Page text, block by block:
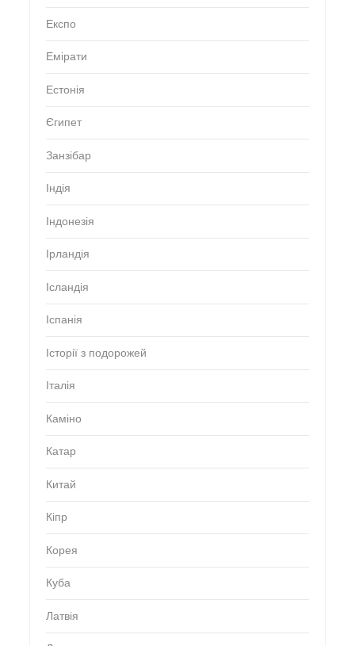
Експо
Емірати
Естонія
Єгипет
Занзібар
Індія
Індонезія
Ірландія
Ісландія
Іспанія
Історії з подорожей
Італія
Каміно
Катар
Китай
Кіпр
Корея
Куба
Латвія